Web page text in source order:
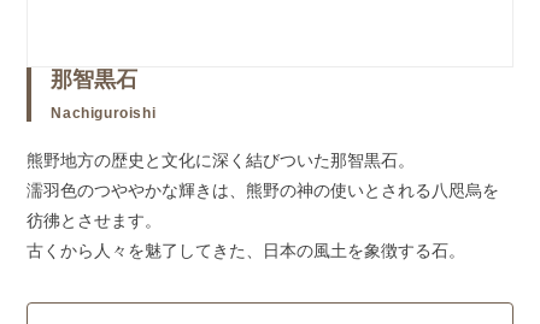
那智黒石
Nachiguroishi
熊野地方の歴史と文化に深く結びついた那智黒石。
濡羽色のつややかな輝きは、熊野の神の使いとされる八咫烏を
彷彿とさせます。
古くから人々を魅了してきた、日本の風土を象徴する石。